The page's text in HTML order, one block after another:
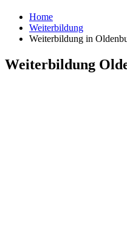
Home
Weiterbildung
Weiterbildung in
Weiterbildung